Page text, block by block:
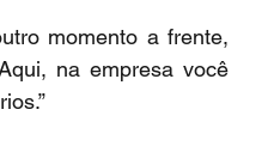
momento a frente,
na empresa você